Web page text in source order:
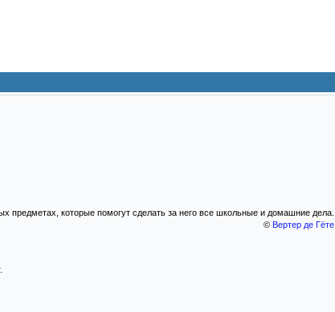
предметах, которые помогут сделать за него все школьные и домашние дела.
© Вертер де Гёте